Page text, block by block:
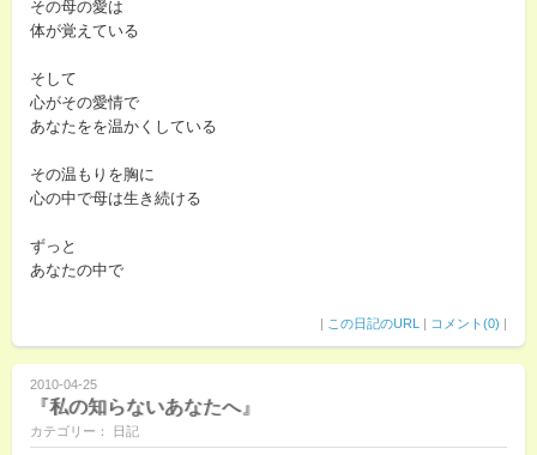
その母の愛は
体が覚えている
そして
心がその愛情で
あなたをを温かくしている
その温もりを胸に
心の中で母は生き続ける
ずっと
あなたの中で
| この日記のURL | コメント(0) |
2010-04-25
『私の知らないあなたへ』
カテゴリー： 日記